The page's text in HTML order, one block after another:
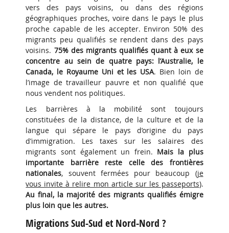
vers des pays voisins, ou dans des régions
géographiques proches, voire dans le pays le plus
proche capable de les accepter. Environ 50% des
migrants peu qualifiés se rendent dans des pays
voisins. 75% des migrants qualifiés quant à eux se
concentre au sein de quatre pays: l’Australie, le
Canada, le Royaume Uni et les USA. Bien loin de
l’image de travailleur pauvre et non qualifié que
nous vendent nos politiques.
Les barrières à la mobilité sont toujours
constituées de la distance, de la culture et de la
langue qui sépare le pays d’origine du pays
d’immigration. Les taxes sur les salaires des
migrants sont également un frein. Mais la plus
importante barrière reste celle des frontières
nationales, souvent fermées pour beaucoup (je
vous invite à relire mon article sur les passeports).
Au final, la majorité des migrants qualifiés émigre
plus loin que les autres.
Migrations Sud-Sud et Nord-Nord ?